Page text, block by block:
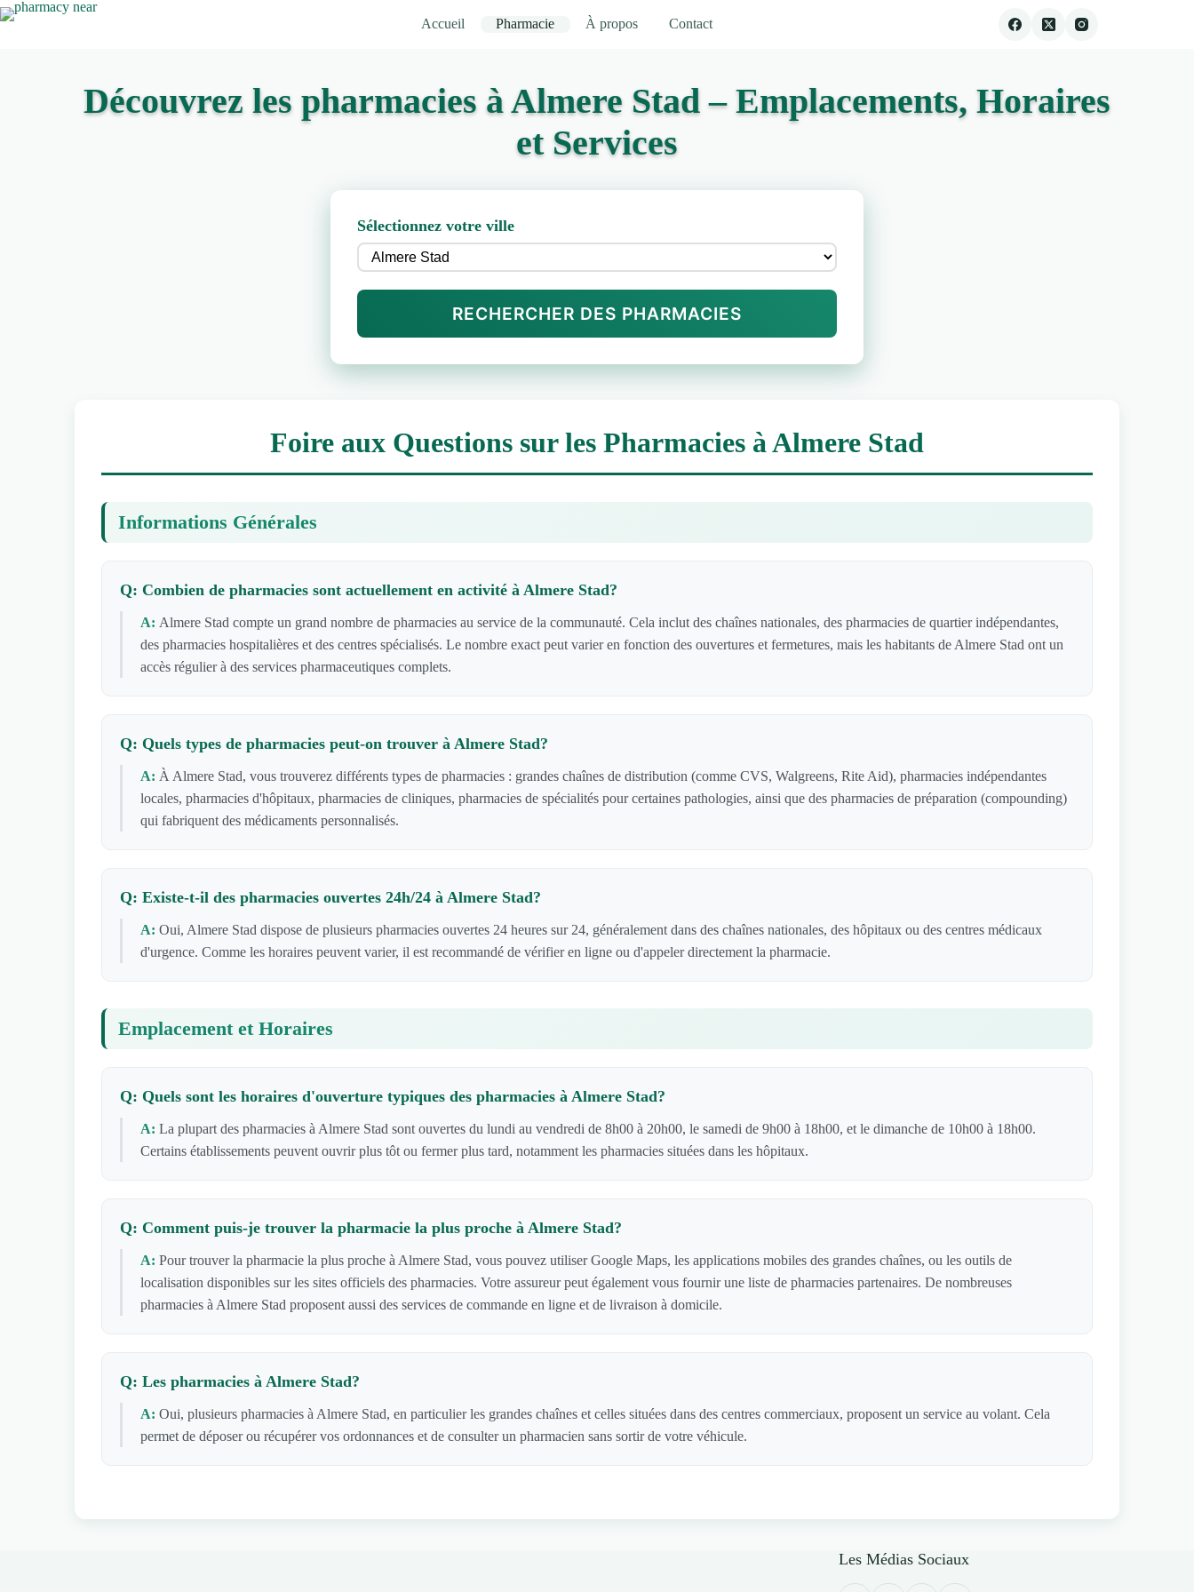
Accueil Pharmacie À propos Contact
Découvrez les pharmacies à Almere Stad – Emplacements, Horaires
et Services
Sélectionnez votre ville
RECHERCHER DES PHARMACIES
Foire aux Questions sur les Pharmacies à Almere Stad
Informations Générales
Q: Combien de pharmacies sont actuellement en activité à Almere Stad?
A: Almere Stad compte un grand nombre de pharmacies au service de la communauté. Cela inclut des chaînes nationales, des pharmacies de quartier indépendantes,
des pharmacies hospitalières et des centres spécialisés. Le nombre exact peut varier en fonction des ouvertures et fermetures, mais les habitants de Almere Stad ont un
accès régulier à des services pharmaceutiques complets.
Q: Quels types de pharmacies peut-on trouver à Almere Stad?
A: À Almere Stad, vous trouverez différents types de pharmacies : grandes chaînes de distribution (comme CVS, Walgreens, Rite Aid), pharmacies indépendantes
locales, pharmacies d'hôpitaux, pharmacies de cliniques, pharmacies de spécialités pour certaines pathologies, ainsi que des pharmacies de préparation (compounding)
qui fabriquent des médicaments personnalisés.
Q: Existe-t-il des pharmacies ouvertes 24h/24 à Almere Stad?
A: Oui, Almere Stad dispose de plusieurs pharmacies ouvertes 24 heures sur 24, généralement dans des chaînes nationales, des hôpitaux ou des centres médicaux
d'urgence. Comme les horaires peuvent varier, il est recommandé de vérifier en ligne ou d'appeler directement la pharmacie.
Emplacement et Horaires
Q: Quels sont les horaires d'ouverture typiques des pharmacies à Almere Stad?
A: La plupart des pharmacies à Almere Stad sont ouvertes du lundi au vendredi de 8h00 à 20h00, le samedi de 9h00 à 18h00, et le dimanche de 10h00 à 18h00.
Certains établissements peuvent ouvrir plus tôt ou fermer plus tard, notamment les pharmacies situées dans les hôpitaux.
Q: Comment puis-je trouver la pharmacie la plus proche à Almere Stad?
A: Pour trouver la pharmacie la plus proche à Almere Stad, vous pouvez utiliser Google Maps, les applications mobiles des grandes chaînes, ou les outils de
localisation disponibles sur les sites officiels des pharmacies. Votre assureur peut également vous fournir une liste de pharmacies partenaires. De nombreuses
pharmacies à Almere Stad proposent aussi des services de commande en ligne et de livraison à domicile.
Q: Les pharmacies à Almere Stad?
A: Oui, plusieurs pharmacies à Almere Stad, en particulier les grandes chaînes et celles situées dans des centres commerciaux, proposent un service au volant. Cela
permet de déposer ou récupérer vos ordonnances et de consulter un pharmacien sans sortir de votre véhicule.
Les Médias Sociaux